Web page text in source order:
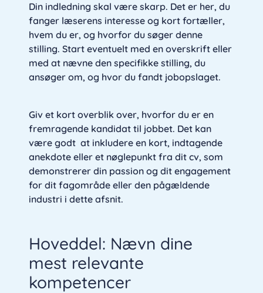
Din indledning skal være skarp. Det er her, du
fanger læserens interesse og kort fortæller,
hvem du er, og hvorfor du søger denne
stilling. Start eventuelt med en overskrift eller
med at nævne den specifikke stilling, du
ansøger om, og hvor du fandt jobopslaget.
Giv et kort overblik over, hvorfor du er en
fremragende kandidat til jobbet. Det kan
være godt at inkludere en kort, indtagende
anekdote eller et nøglepunkt fra dit cv, som
demonstrerer din passion og dit engagement
for dit fagområde eller den pågældende
industri i dette afsnit.
Hoveddel: Nævn dine
mest relevante
kompetencer